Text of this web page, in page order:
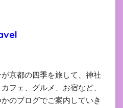
京都の四季を旅して、神社
フェ、グルメ、お宿など、
のブログでご案内していき